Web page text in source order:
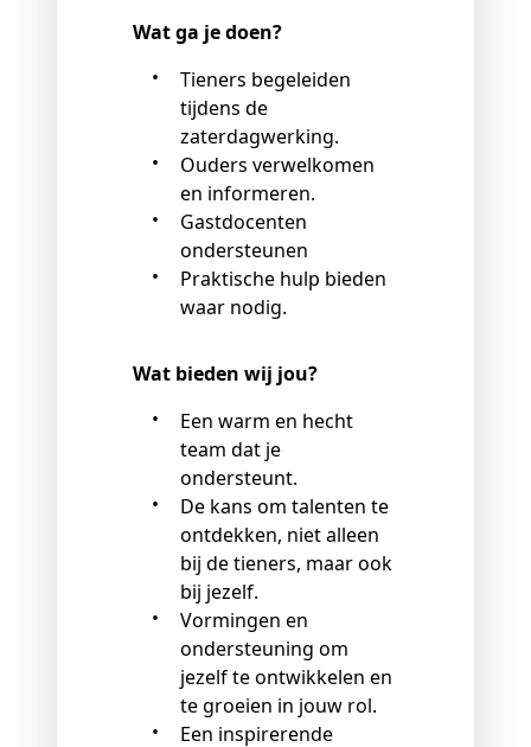
Wat ga je doen?
Tieners begeleiden
tijdens de
zaterdagwerking.
Ouders verwelkomen
en informeren.
Gastdocenten
ondersteunen
Praktische hulp bieden
waar nodig.
Wat bieden wij jou?
Een warm en hecht
team dat je
ondersteunt.
De kans om talenten te
ontdekken, niet alleen
bij de tieners, maar ook
bij jezelf.
Vormingen en
ondersteuning om
jezelf te ontwikkelen en
te groeien in jouw rol.
Een inspirerende